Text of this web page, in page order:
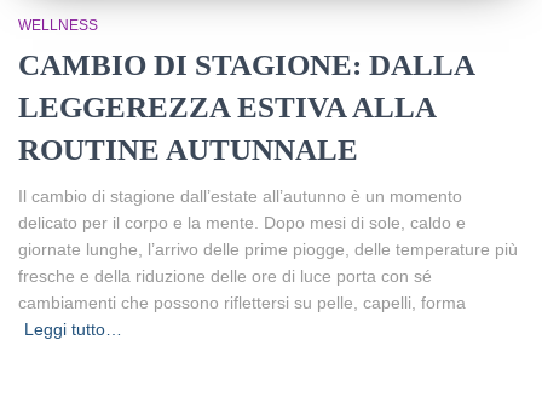
WELLNESS
CAMBIO DI STAGIONE: DALLA
LEGGEREZZA ESTIVA ALLA
ROUTINE AUTUNNALE
Il cambio di stagione dall’estate all’autunno è un momento
delicato per il corpo e la mente. Dopo mesi di sole, caldo e
giornate lunghe, l’arrivo delle prime piogge, delle temperature più
fresche e della riduzione delle ore di luce porta con sé
cambiamenti che possono riflettersi su pelle, capelli, forma
Leggi tutto…